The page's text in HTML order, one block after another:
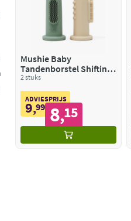
Mushie Baby
Tandenborstel Shifting
sand Cambridge blue
2 stuks
ADVIESPRIJS
9,99 8,15